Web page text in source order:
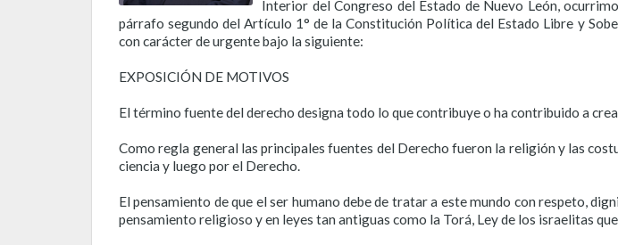
Interior del Congreso del Estado de Nuevo León,
párrafo segundo del Artículo 1° de la Constitución Política del Estado Libre y
con carácter de urgente bajo la siguiente:
EXPOSICIÓN DE MOTIVOS
El término fuente del derecho designa todo lo que contribuye o ha contribuido a
Como regla general las principales fuentes del Derecho fueron la religión y las
ciencia y luego por el Derecho.
El pensamiento de que el ser humano debe de tratar a este mundo con respeto,
pensamiento religioso y en leyes tan antiguas como la Torá, Ley de los israelitas